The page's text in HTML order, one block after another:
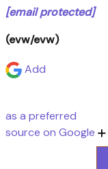
[email protected]
(evw/evw)
Add
as a preferred
source on Google